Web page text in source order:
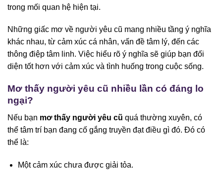
trong mối quan hệ hiện tại.
Những giấc mơ về người yêu cũ mang nhiều tầng ý nghĩa
khác nhau, từ cảm xúc cá nhân, vấn đề tâm lý, đến các
thông điệp tâm linh. Việc hiểu rõ ý nghĩa sẽ giúp bạn đối
diện tốt hơn với cảm xúc và tình huống trong cuộc sống.
Mơ thấy người yêu cũ nhiều lần có đáng lo
ngại?
Nếu bạn mơ thấy người yêu cũ quá thường xuyên, có
thể tâm trí bạn đang cố gắng truyền đạt điều gì đó. Đó có
thể là:
Một cảm xúc chưa được giải tỏa.